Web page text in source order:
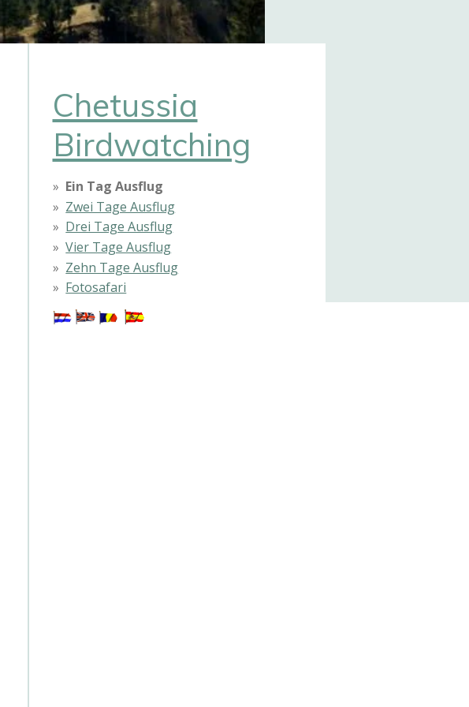
Chetussia
Birdwatching
Ein Tag Ausflug
Zwei Tage Ausflug
Drei Tage Ausflug
Vier Tage Ausflug
Zehn Tage Ausflug
Fotosafari